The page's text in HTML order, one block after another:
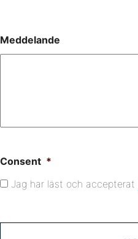
Meddelande
Consent *
Jag har läst och accepterat